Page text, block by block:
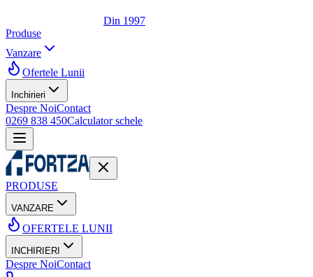
Din 1997
Produse
Vanzare
Ofertele Lunii
Inchirieri
Despre NoiContact
0269 838 450Calculator schele
PRODUSE
VANZARE
OFERTELE LUNII
INCHIRIERI
Despre NoiContact